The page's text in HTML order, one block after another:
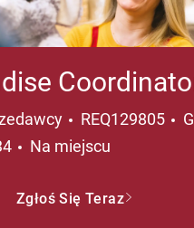
REQ129805
Na miejscu
Zgłoś Się Teraz